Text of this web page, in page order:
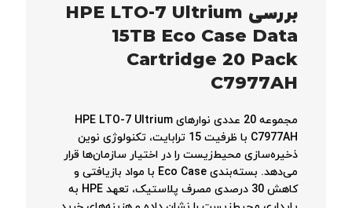
بررسی HPE LTO-7 Ultrium
15TB Eco Case Data
Cartridge 20 Pack
C7977AH
مجموعه 20 عددی نوارهای HPE LTO-7 Ultrium
C7977AH با ظرفیت 15 ترابایت، تکنولوژی نوین
ذخیره‌سازی محیط‌زیست را در اختیار سازمان‌ها قرار
می‌دهد. بسته‌بندی Eco Case با مواد بازیافتی و
کاهش 30 درصدی مصرف پلاستیک، تعهد HPE به